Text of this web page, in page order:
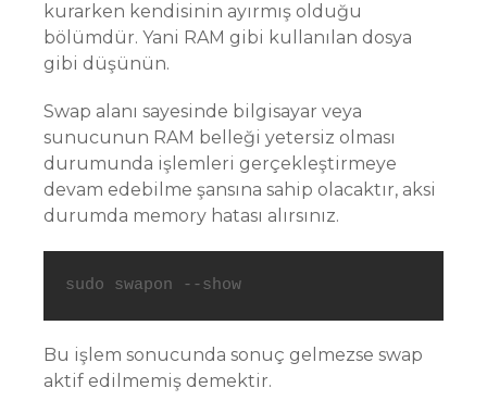
kurarken kendisinin ayırmış olduğu
bölümdür. Yani RAM gibi kullanılan dosya
gibi düşünün.
Swap alanı sayesinde bilgisayar veya
sunucunun RAM belleği yetersiz olması
durumunda işlemleri gerçekleştirmeye
devam edebilme şansına sahip olacaktır, aksi
durumda memory hatası alırsınız.
sudo swapon --show
Bu işlem sonucunda sonuç gelmezse swap
aktif edilmemiş demektir.